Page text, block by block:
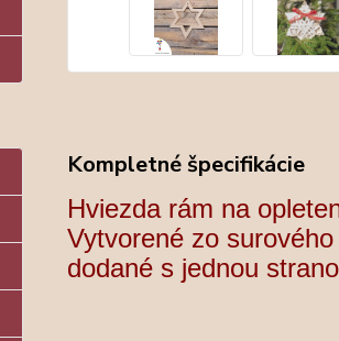
Kompletné špecifikácie
Hviezda rám na
Vytvorené zo
dodané s jednou